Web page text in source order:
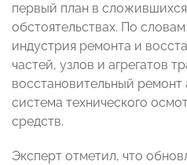
первый план в
обстоятельствах. По
индустрия ремонта и
частей, узлов и агрегатов
восстановительный
система технического
средств.
Эксперт отметил, что